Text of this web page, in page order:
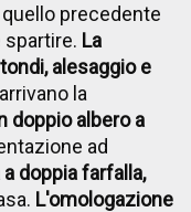
precedente
spartire. La
alesaggio e
la
doppio albero a
ad
doppia farfalla,
L'omologazione